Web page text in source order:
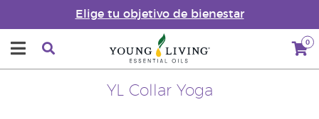
Elige tu objetivo de bienestar
0
YL Collar Yoga